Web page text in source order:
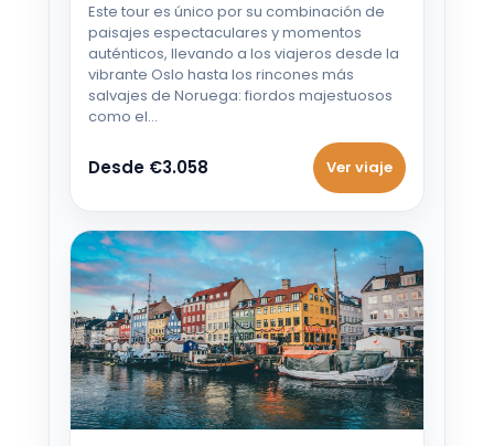
Este tour es único por su combinación de
paisajes espectaculares y momentos
auténticos, llevando a los viajeros desde la
vibrante Oslo hasta los rincones más
salvajes de Noruega: fiordos majestuosos
como el…
Desde €3.058 Ver viaje